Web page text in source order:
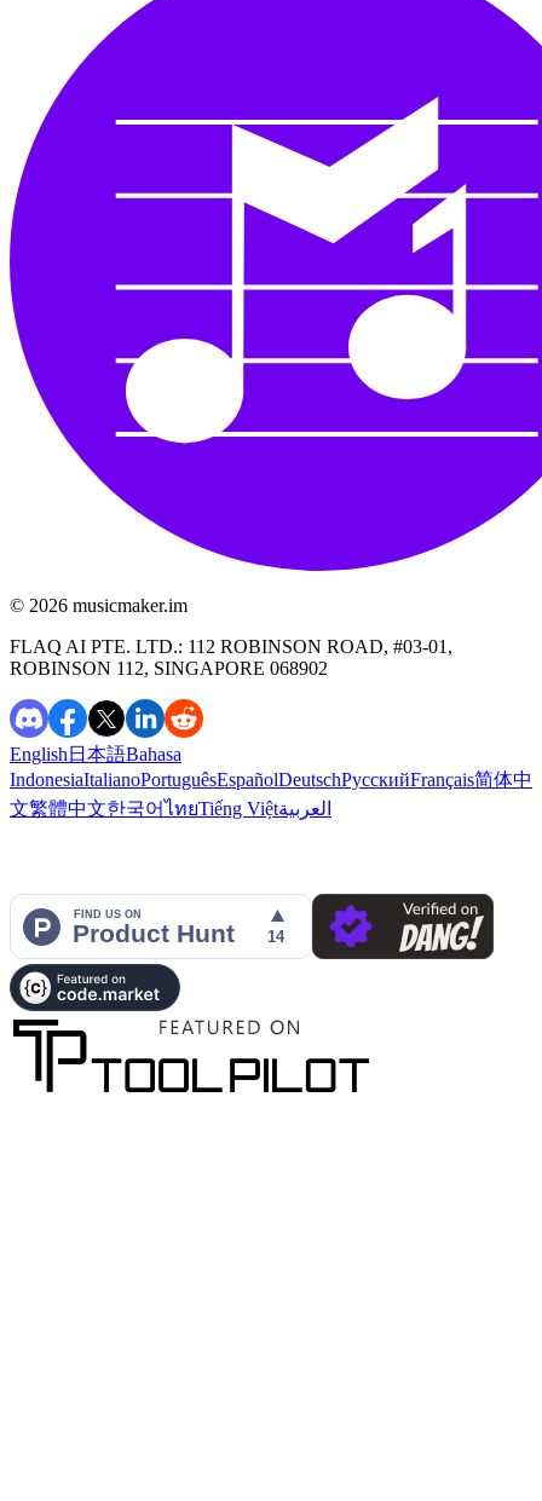
©️ 2026 musicmaker.im
FLAQ AI PTE. LTD.: 112 ROBINSON ROAD, #03-01,
ROBINSON 112, SINGAPORE 068902
English 日本語Bahasa
IndonesiaItalianoPortuguêsEspañolDeutschРусскийFrançais简体中
文繁體中文한국어ไทยTiếng Việtالعربية